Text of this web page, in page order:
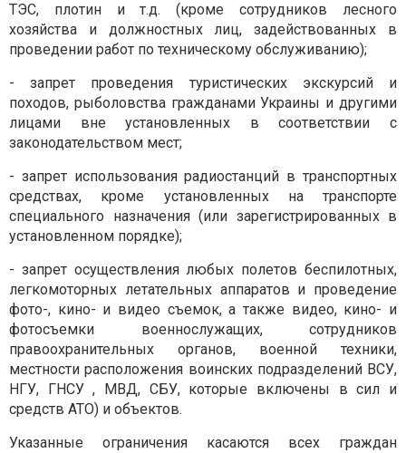
ТЭС, плотин и т.д. (кроме сотрудников лесного
хозяйства и должностных лиц, задействованных в
проведении работ по техническому обслуживанию);
- запрет проведения туристических экскурсий и
походов, рыболовства гражданами Украины и другими
лицами вне установленных в соответствии с
законодательством мест;
- запрет использования радиостанций в транспортных
средствах, кроме установленных на транспорте
специального назначения (или зарегистрированных в
установленном порядке);
- запрет осуществления любых полетов беспилотных,
легкомоторных летательных аппаратов и проведение
фото-, кино- и видео съемок, а также видео, кино- и
фотосъемки военнослужащих, сотрудников
правоохранительных органов, военной техники,
местности расположения воинских подразделений ВСУ,
НГУ, ГНСУ , МВД, СБУ, которые включены в сил и
средств АТО) и объектов.
Указанные ограничения касаются всех граждан